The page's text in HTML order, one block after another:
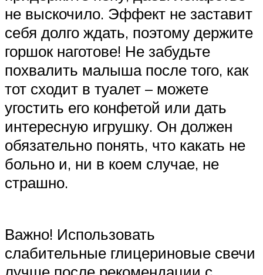
не выскочило. Эффект не заставит
себя долго ждать, поэтому держите
горшок наготове! Не забудьте
похвалить малыша после того, как
тот сходит в туалет – можете
угостить его конфетой или дать
интересную игрушку. Он должен
обязательно понять, что какать не
больно и, ни в коем случае, не
страшно.
Важно! Использовать
слабительные глицериновые свечи